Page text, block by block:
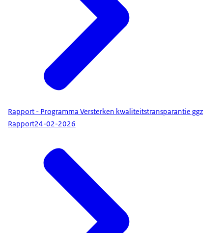
Rapport - Programma Versterken kwaliteitstransparantie ggz
Rapport24-02-2026